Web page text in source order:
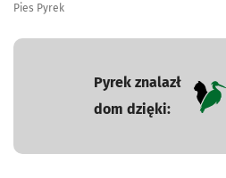
Pies Pyrek
Pyrek znalazł
dom dzięki: